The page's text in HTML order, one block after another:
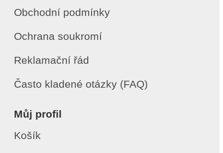
Obchodní podmínky
Ochrana soukromí
Reklamační řád
Často kladené otázky (FAQ)
Můj profil
Košík